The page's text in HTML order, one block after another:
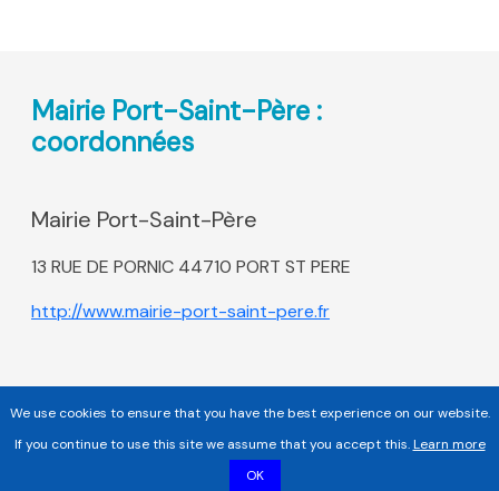
Mairie Port-Saint-Père :
coordonnées
Mairie Port-Saint-Père
13 RUE DE PORNIC 44710 PORT ST PERE
http://www.mairie-port-saint-pere.fr
We use cookies to ensure that you have the best experience on our website.
If you continue to use this site we assume that you accept this.Learn more
OK